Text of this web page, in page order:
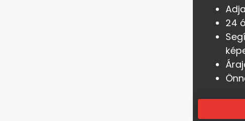
24